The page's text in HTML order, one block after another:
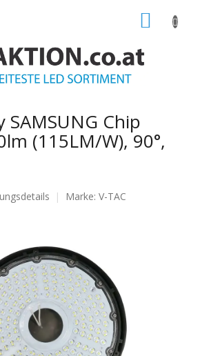
SAMSUNG Chip
(115LM/W), 90°,
Marke: V-TAC